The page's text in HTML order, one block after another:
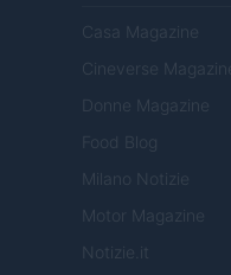
Casa Magazine
Cineverse Magazine
Donne Magazine
Food Blog
Milano Notizie
Motor Magazine
Notizie.it